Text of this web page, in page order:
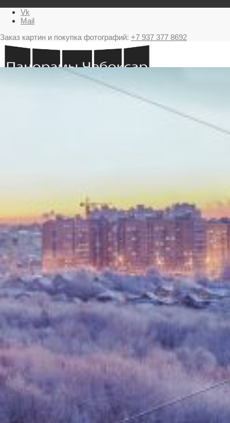
Vk
Mail
Заказ картин и покупка фотографий: +7 937 377 8692
Ночные Чебоксары фотографии и панорамы
Салюты Чебоксары
Вечерние Чебоксары
Фото Чебоксары
Чебоксарский залив
О нас
Авторы
Как купить или заказать фотографию?
Фото чебоксар